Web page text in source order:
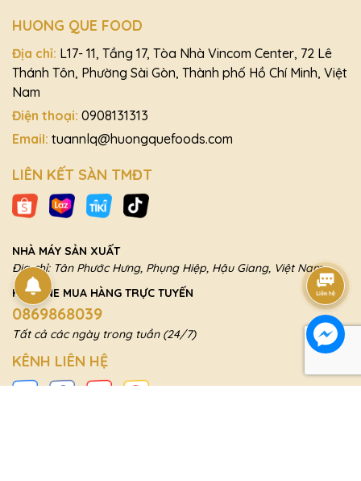
HUONG QUE FOOD
Địa chỉ: L17- 11, Tầng 17, Tòa Nhà Vincom Center, 72 Lê
Thánh Tôn, Phường Sài Gòn, Thành phố Hồ Chí Minh, Việt
Nam
Điện thoại: 0908131313
Email: tuannlq@huongquefoods.com
LIÊN KẾT SÀN TMĐT
NHÀ MÁY SẢN XUẤT
Địa chỉ: Tân Phước Hưng, Phụng Hiệp, Hậu Giang, Việt Nam
HOTLINE MUA HÀNG TRỰC TUYẾN
0869868039
Tất cả các ngày trong tuần (24/7)
KÊNH LIÊN HỆ